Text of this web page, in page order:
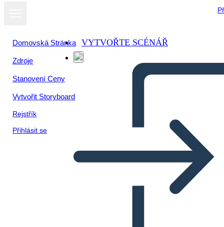
Domovská Stránka
Zdroje
Stanovení Ceny
Vytvořit Storyboard
Rejstřík
Přihlásit se
VYTVOŘTE SCÉNÁŘ
Zobrazit jako
prezentaci